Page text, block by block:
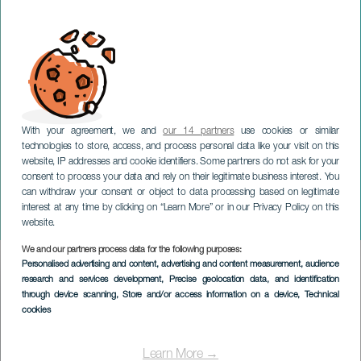
With your agreement, we andour 14 partnersuse cookies or similar
technologies to store, access, and process personal data like your visit on this
website, IP addresses and cookie identifiers. Some partners do not ask for your
consent to process your data and rely on their legitimate business interest. You
can withdraw your consent or object to data processing based on legitimate
interest at any time by clicking on “Learn More” or in our Privacy Policy on this
website.
We and our partners process data for the following purposes:
Personalised advertising and content, advertising and content measurement, audience
research and services development, Precise geolocation data, and identification
through device scanning, Store and/or access information on a device, Technical
cookies
Learn More →
The Original Wailers.
Lanzarote
LANZAROTE
Imagen
Listado